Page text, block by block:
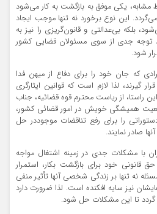
مشابه، یکی موفق به بازگشت به کار می‌شود
این نوع برخورد نه تنها موجب ایجاد
بلکه بی‌عدالتی و قانون‌گریزی را نیز به
توجه جدی از سوی مسئولان قضایی کشور
شود.
که جان خود را برای دفاع از میهن فدا
گیرند، لذا لازم است که قوانین ایثارگری
راستا، از ریاست محترم قوه قضائیه، جناب
همیشگی خویش در امور قضائی کشور،
را برای رفع تناقضات موجوددر حل
صادر نمایند.
با مشکلات جدی در زمینه اشتغال مواجه
قانونی خود برای بازگشت بکار، استمرار
نه تنها بر زندگی شخصی آنها تأثیر منفی
نیز سایه افکنده است. لذا ضرورت دارد
گردد تا این مشکلات حل شود.